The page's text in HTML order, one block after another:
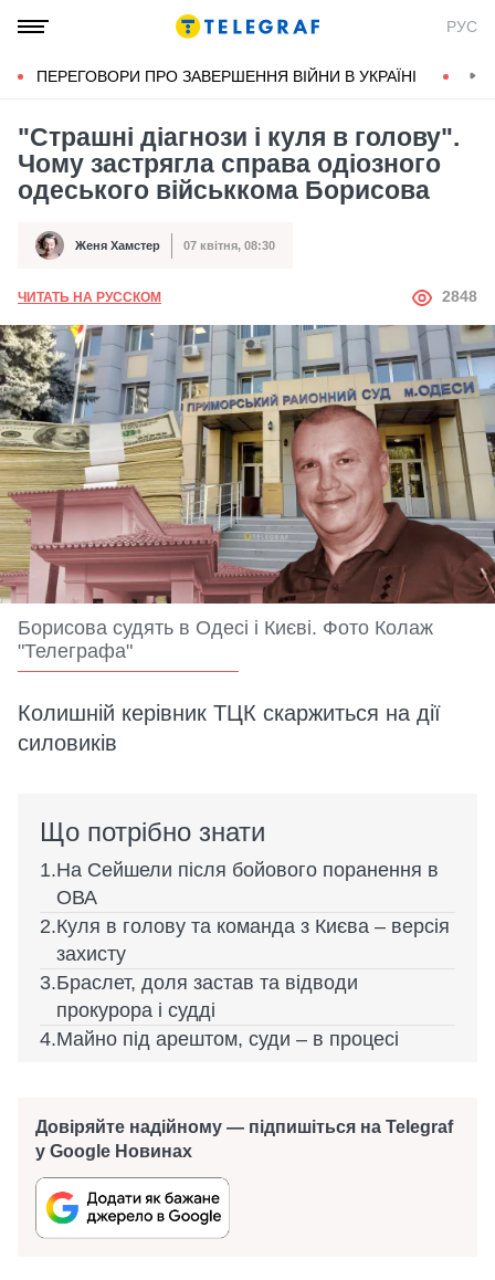
РУС
ПЕРЕГОВОРИ ПРО ЗАВЕРШЕННЯ ВІЙНИ В УКРАЇНІ
"Страшні діагнози і куля в голову".
Чому застрягла справа одіозного
одеського військкома Борисова
Автор Женя Хамстер
Дата публікації 07 квітня, 08:30
ЧИТАТЬ НА РУССКОМ АВТОР
2848
Борисова судять в Одесі і Києві. Фото Колаж
"Телеграфа"
Колишній керівник ТЦК скаржиться на дії
силовиків
Що потрібно знати
На Сейшели після бойового поранення в
ОВА
Куля в голову та команда з Києва – версія
захисту
Браслет, доля застав та відводи
прокурора і судді
Майно під арештом, суди – в процесі
Довіряйте надійному — підпишіться на Telegraf
у Google Новинах